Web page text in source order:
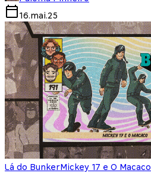
16.mai.25
Lá do BunkerMickey 17 e O Macaco